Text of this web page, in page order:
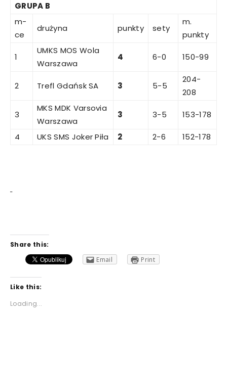
GRUPA B
m-
ce
drużyna punkty sety
m.
punkty
1
UMKS MOS Wola
Warszawa
4 6-0 150-99
2 Trefl Gdańsk SA 3 5-5
204-
208
3
MKS MDK Varsovia
Warszawa
3 3-5 153-178
4 UKS SMS Joker Piła 2 2-6 152-178
Share this:
Email
Print
Like this:
Loading...